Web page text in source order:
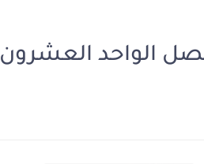
العشرون 21 بقلم زينب نور